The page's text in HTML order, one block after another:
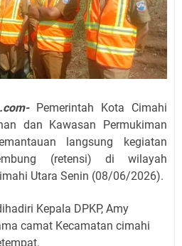
Pemerintah Kota Cimahi
dan Kawasan Permukiman
langsung kegiatan
(retensi) di wilayah
Utara Senin (08/06/2026).
Kepala DPKP, Amy
camat Kecamatan cimahi